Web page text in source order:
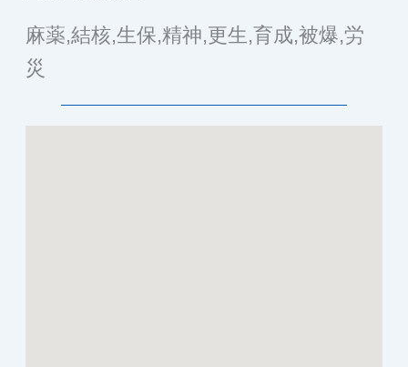
麻薬,結核,生保,精神,更生,育成,被爆,労
災